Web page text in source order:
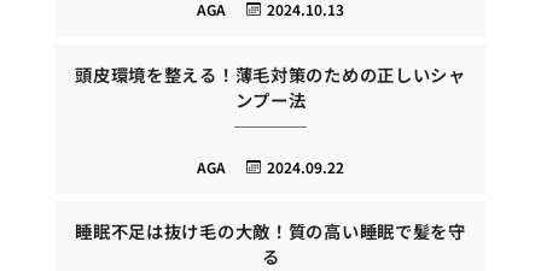
2024.10.13
AGA
頭皮環境を整える！薄毛対策のための正しいシャ
ンプー法
2024.09.22
AGA
睡眠不足は抜け毛の大敵！質の高い睡眠で髪を守
る